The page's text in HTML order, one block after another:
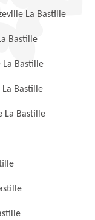
La Bastille
Bastille
La Bastille
Bastille
La Bastille